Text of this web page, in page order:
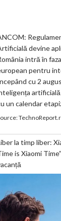
devine
intră în
pentru
cu 2
artificială
un calendar
la timp liber:
is Xiaomi